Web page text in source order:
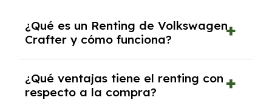
¿Qué es un Renting de Volkswagen
Crafter y cómo funciona?
ElRenting de Volkswagen Crafteres una
modalidad de alquiler a medio y largo plazo
¿Qué ventajas tiene el renting con
respecto a la compra?